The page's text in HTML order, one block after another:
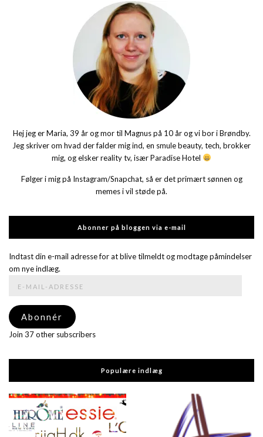
Hej jeg er Maria, 39 år og mor til Magnus på 10 år og vi bor i Brøndby.
Jeg skriver om hvad der falder mig ind, en smule beauty, tech, brokker
mig, og elsker reality tv, især Paradise Hotel
Følger i mig på Instagram/Snapchat, så er det primært sønnen og
memes i vil støde på.
Abonner på bloggen via e-mail
Indtast din e-mail adresse for at blive tilmeldt og modtage påmindelser
om nye indlæg.
adresse
Abonnér
Join 37 other subscribers
Populære indlæg